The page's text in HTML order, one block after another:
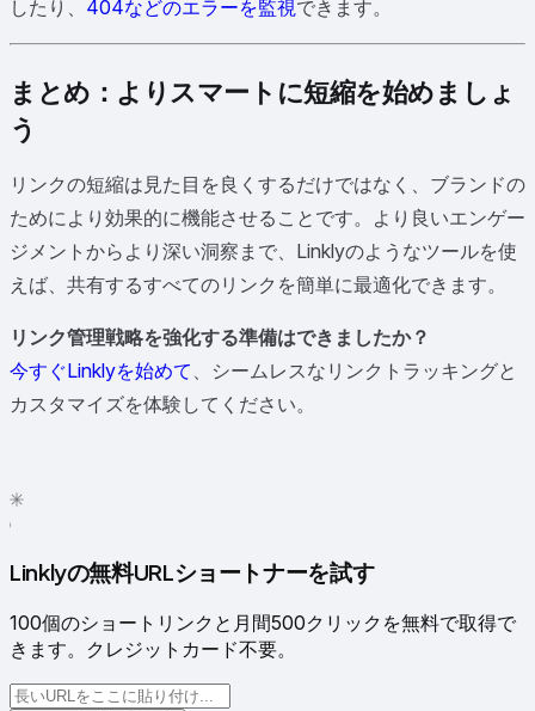
したり、 404などのエラーを監視できます。
まとめ：よりスマートに短縮を始めましょ
う
リンクの短縮は見た目を良くするだけではなく、ブランドの
ためにより効果的に機能させることです。より良いエンゲー
ジメントからより深い洞察まで、Linklyのようなツールを使
えば、共有するすべてのリンクを簡単に最適化できます。
リンク管理戦略を強化する準備はできましたか？
今すぐLinklyを始めて 、シームレスなリンクトラッキングと
カスタマイズを体験してください。
●
Linklyの無料URLショートナーを試す
100個のショートリンクと月間500クリックを無料で取得で
きます。クレジットカード不要。